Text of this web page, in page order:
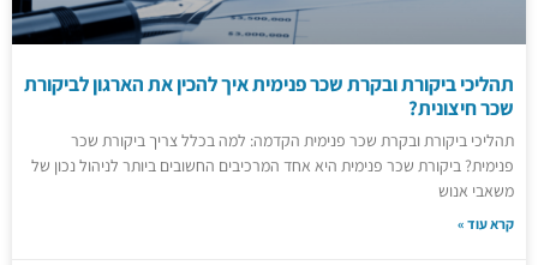
תהליכי ביקורת ובקרת שכר פנימית איך להכין את הארגון לביקורת
שכר חיצונית?
תהליכי ביקורת ובקרת שכר פנימית הקדמה: למה בכלל צריך ביקורת שכר
פנימית? ביקורת שכר פנימית היא אחד המרכיבים החשובים ביותר לניהול נכון של
משאבי אנוש
קרא עוד »